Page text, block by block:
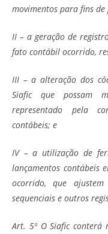
movimentos para fins de
II – a geração de
fato contábil ocorrido,
III – a alteração dos
Siafic que possam
representado pela
contábeis; e
IV – a utilização de
lançamentos contábeis
ocorrido, que
sequenciais e outros
Art. 5º O Siafic conterá